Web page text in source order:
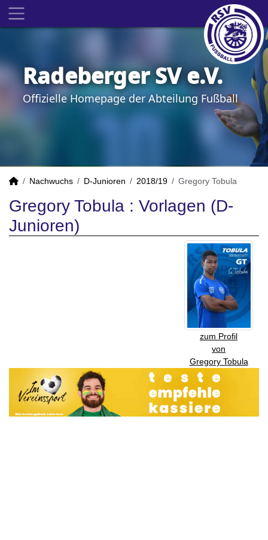
Radeberger SV e.V.
Offizielle Homepage der Abteilung Fußball
Nachwuchs D-Junioren 2018/19 Gregory Tobula
Gregory Tobula : Vorlagen (D-
Junioren)
zum Profil
von
Gregory Tobula